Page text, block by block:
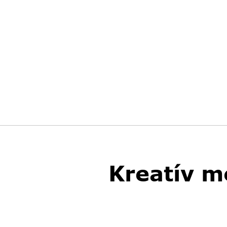
Kreatív